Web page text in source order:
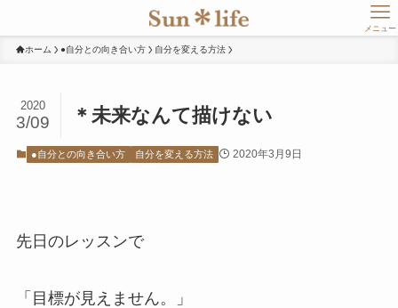
メニュー
ホーム ●自分との向き合い方 自分を変える方法
＊未来なんて描けない
2020
3/09
●自分との向き合い方 自分を変える方法 2020年3月9日
先日のレッスンで
「目標が見えません。」